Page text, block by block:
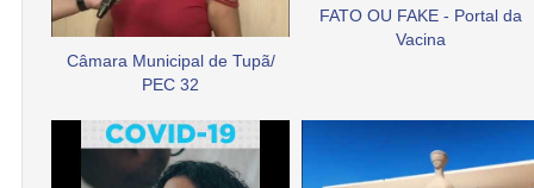
Câmara Municipal de Tupã/
PEC 32
FATO OU FAKE - Portal da
Vacina